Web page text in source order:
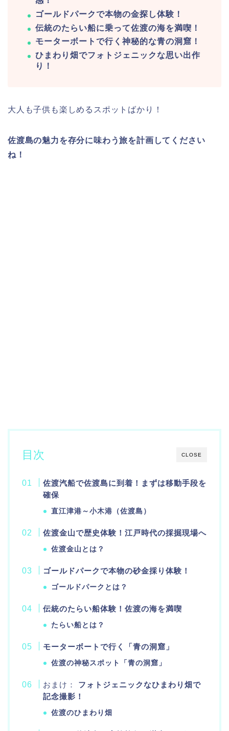
ゴールドパークで本物の金探し体験！
伝統のたらい船に乗って佐渡の海を満喫！
モーターボートで行く神秘的な青の洞窟！
ひまわり畑でフォトジェニックな思い出作
り！
大人も子供も楽しめるスポットばかり！
佐渡島の魅力を存分に味わう旅を計画してください
ね！
CLOSE
目次
佐渡汽船で佐渡島に到着！まずは移動手段を
確保
直江津港～小木港（佐渡島）
佐渡金山で歴史体験！江戸時代の採掘現場へ
佐渡金山とは？
ゴールドパークで本物の砂金採り体験！
ゴールドパークとは？
伝統のたらい船体験！佐渡の海を満喫
たらい船とは？
モーターボートで行く「青の洞窟」
佐渡の神秘スポット「青の洞窟」
おまけ：
フォトジェニックなひまわり畑で
記念撮影！
佐渡のひまわり畑